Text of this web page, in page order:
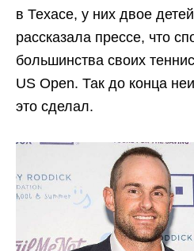
в Техасе, у них двое
рассказала прессе, что
большинства своих
US Open. Так до конца
это сделал.